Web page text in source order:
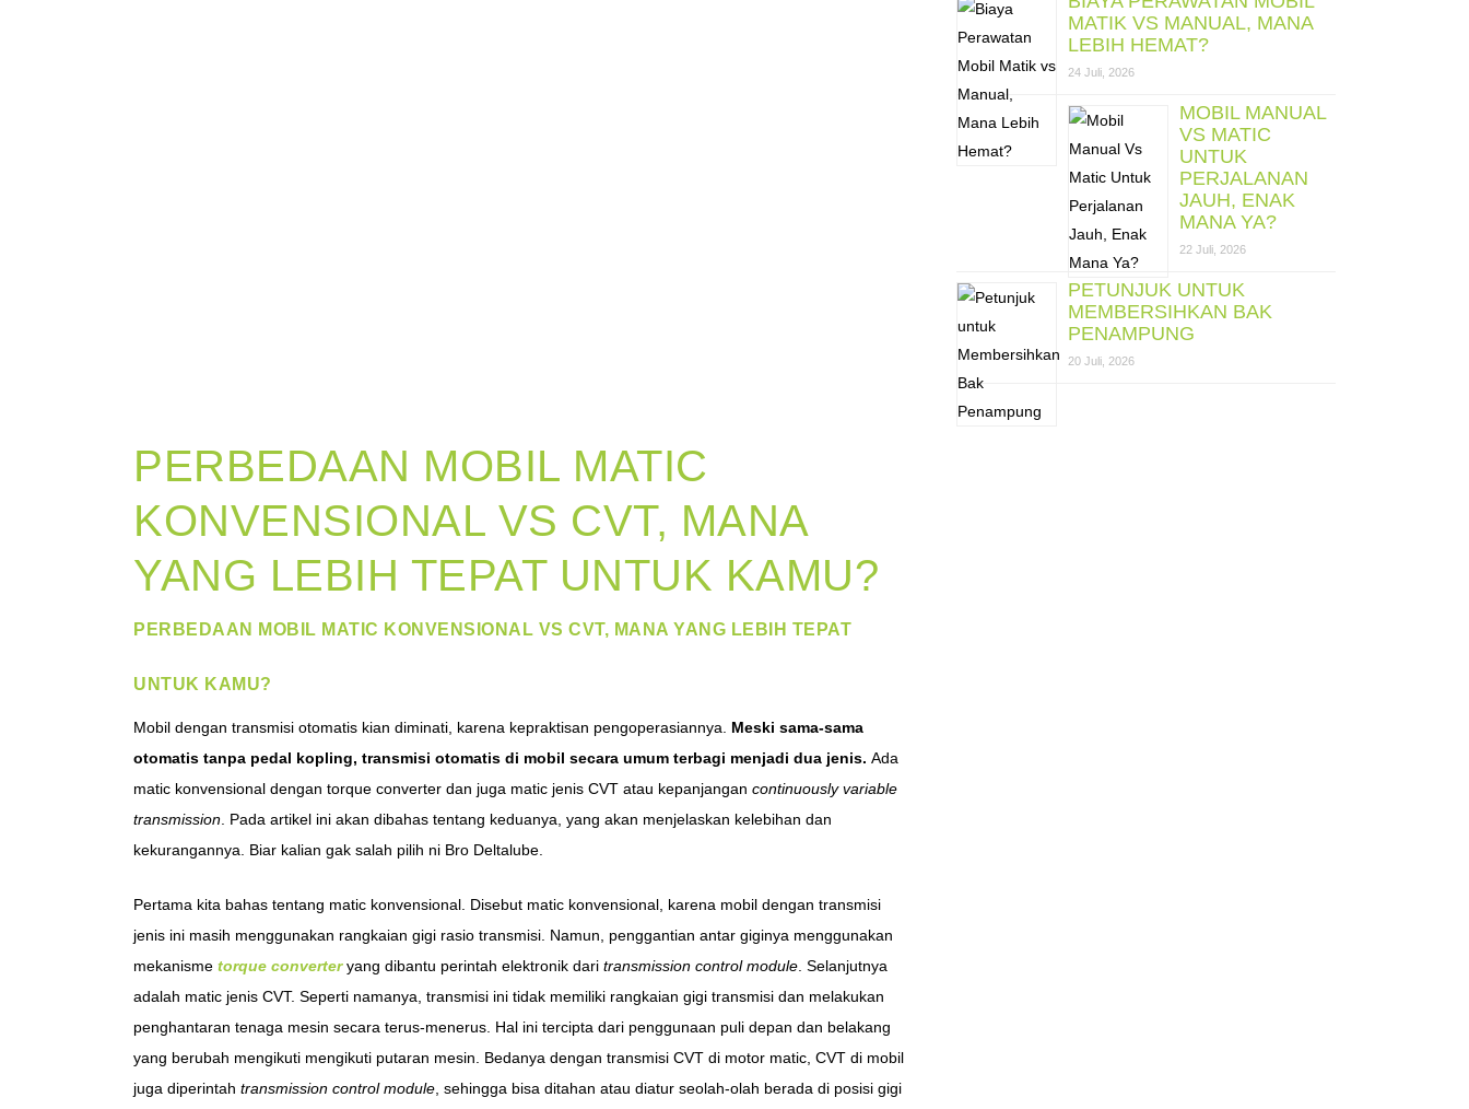
PERBEDAAN MOBIL MATIC
KONVENSIONAL VS CVT, MANA
YANG LEBIH TEPAT UNTUK KAMU?
PERBEDAAN MOBIL MATIC KONVENSIONAL VS CVT, MANA YANG LEBIH TEPAT
UNTUK KAMU?
Mobil dengan transmisi otomatis kian diminati, karena kepraktisan pengoperasiannya. Meski sama-sama
otomatis tanpa pedal kopling, transmisi otomatis di mobil secara umum terbagi menjadi dua jenis. Ada
matic konvensional dengan torque converter dan juga matic jenis CVT atau kepanjangan continuously variable
transmission. Pada artikel ini akan dibahas tentang keduanya, yang akan menjelaskan kelebihan dan
kekurangannya. Biar kalian gak salah pilih ni Bro Deltalube.
Pertama kita bahas tentang matic konvensional. Disebut matic konvensional, karena mobil dengan transmisi
jenis ini masih menggunakan rangkaian gigi rasio transmisi. Namun, penggantian antar giginya menggunakan
mekanisme torque converteryang dibantu perintah elektronik dari transmission control module. Selanjutnya
adalah matic jenis CVT. Seperti namanya, transmisi ini tidak memiliki rangkaian gigi transmisi dan melakukan
penghantaran tenaga mesin secara terus-menerus. Hal ini tercipta dari penggunaan puli depan dan belakang
yang berubah mengikuti mengikuti putaran mesin. Bedanya dengan transmisi CVT di motor matic, CVT di mobil
juga diperintah transmission control module, sehingga bisa ditahan atau diatur seolah-olah berada di posisi gigi
MATIK VS MANUAL, MANA
LEBIH HEMAT?
24 Juli, 2026
MOBIL MANUAL
VS MATIC
UNTUK
PERJALANAN
JAUH, ENAK
MANA YA?
22 Juli, 2026
PETUNJUK UNTUK
MEMBERSIHKAN BAK
PENAMPUNG
20 Juli, 2026